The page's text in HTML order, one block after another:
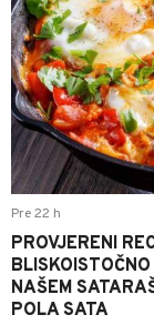
Pre 22 h
PROVJERENI
NAŠEM
POLA SATA